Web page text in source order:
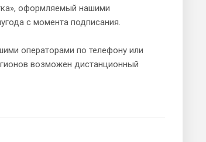
оформляемый нашими
с момента подписания.
операторами по телефону или
возможен дистанционный